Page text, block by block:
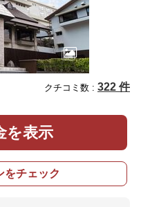
クチコミ数 : 322 件
を表示
をチェック